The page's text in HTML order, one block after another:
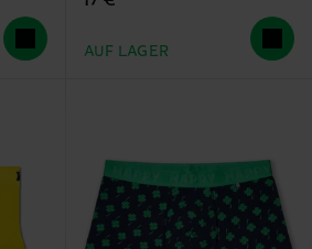
AUF LAGER